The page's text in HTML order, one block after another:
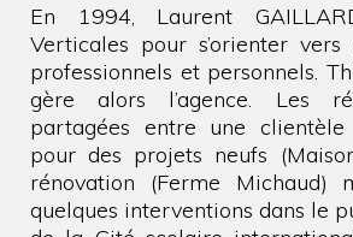
En 1994, Laurent
Verticales pour s’orienter vers
professionnels et personnels.
gère alors l’agence. Les
partagées entre une
pour des projets neufs
rénovation (Ferme Michaud)
quelques interventions dans le